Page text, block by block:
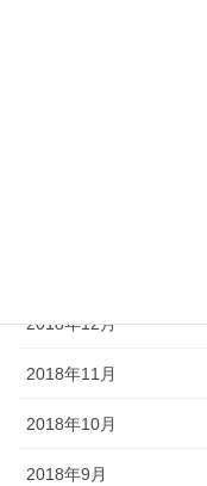
2018年12月
2018年11月
2018年10月
2018年9月